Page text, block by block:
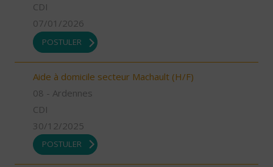
CDI
07/01/2026
POSTULER
Aide à domicile secteur Machault (H/F)
08 - Ardennes
CDI
30/12/2025
POSTULER